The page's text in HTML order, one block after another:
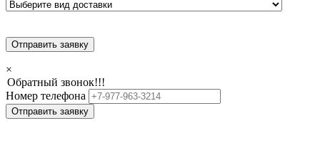
Отправить заявку
×
Обратный звонок!!!
Номер телефона
Отправить заявку